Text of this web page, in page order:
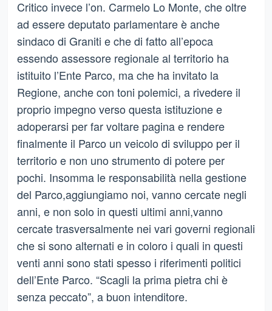
Critico invece l’on. Carmelo Lo Monte, che oltre
ad essere deputato parlamentare è anche
sindaco di Graniti e che di fatto all’epoca
essendo assessore regionale al territorio ha
istituito l’Ente Parco, ma che ha invitato la
Regione, anche con toni polemici, a rivedere il
proprio impegno verso questa istituzione e
adoperarsi per far voltare pagina e rendere
finalmente il Parco un veicolo di sviluppo per il
territorio e non uno strumento di potere per
pochi. Insomma le responsabilità nella gestione
del Parco,aggiungiamo noi, vanno cercate negli
anni, e non solo in questi ultimi anni,vanno
cercate trasversalmente nei vari governi regionali
che si sono alternati e in coloro i quali in questi
venti anni sono stati spesso i riferimenti politici
dell’Ente Parco. “Scagli la prima pietra chi è
senza peccato”, a buon intenditore.